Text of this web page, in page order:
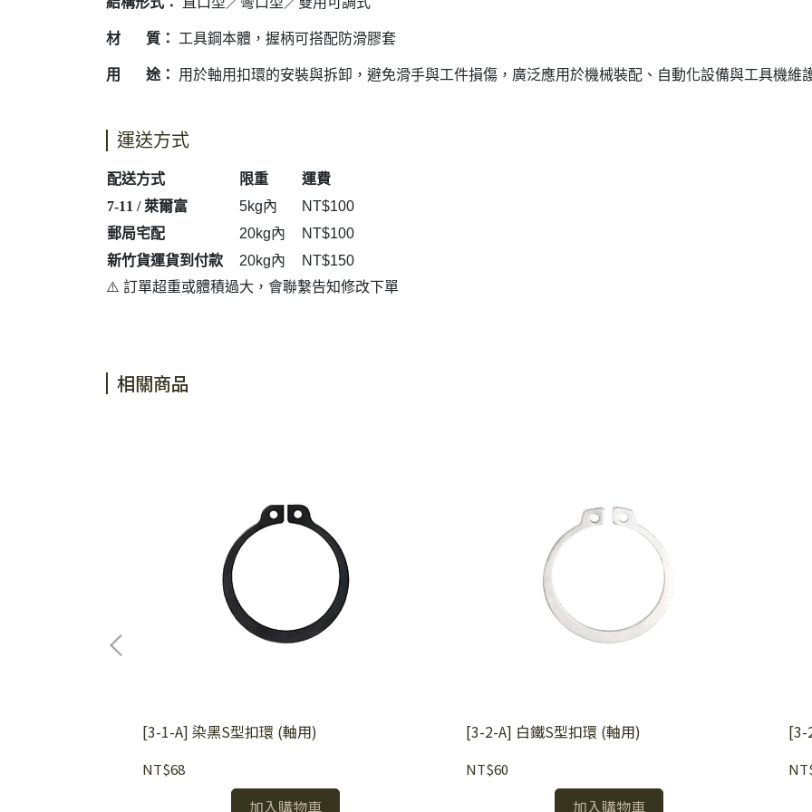
材 質： 工具鋼本體，握柄可搭配防滑膠套
用 途： 用於軸用扣環的安裝與拆卸，避免滑手與工件損傷，廣泛應用於機械裝配、自動化設備與工具機維
運送方式
配送方式 限重
運費
7-11 / 萊爾富
5kg內
NT$100
郵局宅配
20kg內
NT$100
新竹貨運貨到付款
20kg內
NT$150
⚠️ 訂單超重或體積過大，會聯繫告知修改下單
相關商品
[3-1-A] 染黑S型扣環 (軸用)
NT$68
加入購物車
[3-2-A] 白鐵S型扣環 (軸用)
NT$60
加入購物車
[3-